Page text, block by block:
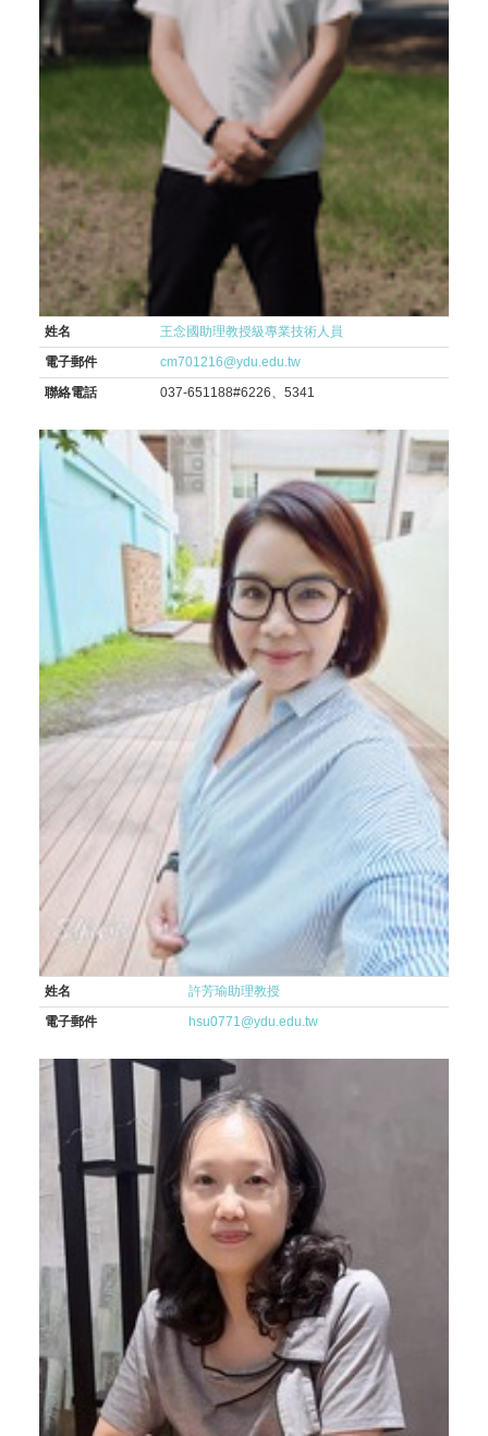
姓名
王念國助理教授級專業技術人員
電子郵件
cm701216@ydu.edu.tw
聯絡電話
037-651188#6226、5341
姓名
許芳瑜助理教授
電子郵件
hsu0771@ydu.edu.tw